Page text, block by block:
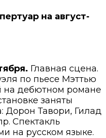
на август-
Главная сцена.
по пьесе Мэттью
на дебютном романе
заняты
Дорон Тавори, Гилад
Спектакль
на русском языке.